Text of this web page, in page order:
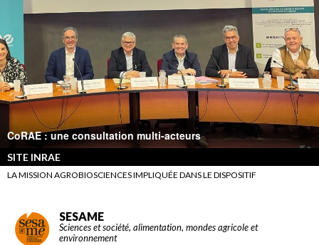
CoRAE : une consultation multi-acteurs
SITE INRAE
LA MISSION AGROBIOSCIENCES IMPLIQUÉE DANS LE DISPOSITIF
SESAME
Sciences et société, alimentation, mondes agricole et
environnement